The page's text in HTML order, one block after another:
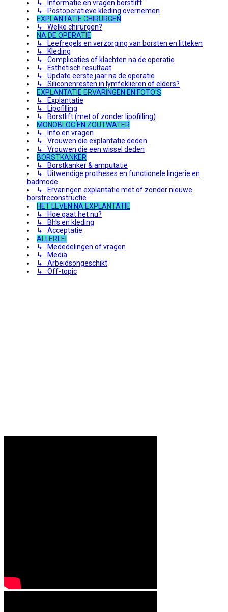
↳ Informatie en vragen borstlift
↳ Postoperatieve kleding overnemen
EXPLANTATIE CHIRURGEN
↳ Welke chirurgen?
NA DE OPERATIE
↳ Leefregels en verzorging van borsten en litteken
↳ Kleding
↳ Complicaties of klachten na de operatie
↳ Esthetisch resultaat
↳ Update eerste jaar na de operatie
↳ Siliconenresten in lymfeklieren of elders?
EXPLANTATIE ERVARINGEN EN FOTO'S
↳ Explantatie
↳ Lipofilling
↳ Borstlift (met of zonder lipofilling)
MONOBLOC EN ZOUTWATER
↳ Info en vragen
↳ Vrouwen die explantatie deden
↳ Vrouwen die een wissel deden
BORSTKANKER
↳ Borstkanker & amputatie
↳ Uitwendige protheses en functionele lingerie en
badmode
↳ Ervaringen explantatie met of zonder nieuwe
borstreconstructie
HET LEVEN NA EXPLANTATIE
↳ Hoe gaat het nu?
↳ Bh's en kleding
↳ Acceptatie
ALLERLEI
↳ Mededelingen of vragen
↳ Media
↳ Arbeidsongeschikt
↳ Off-topic